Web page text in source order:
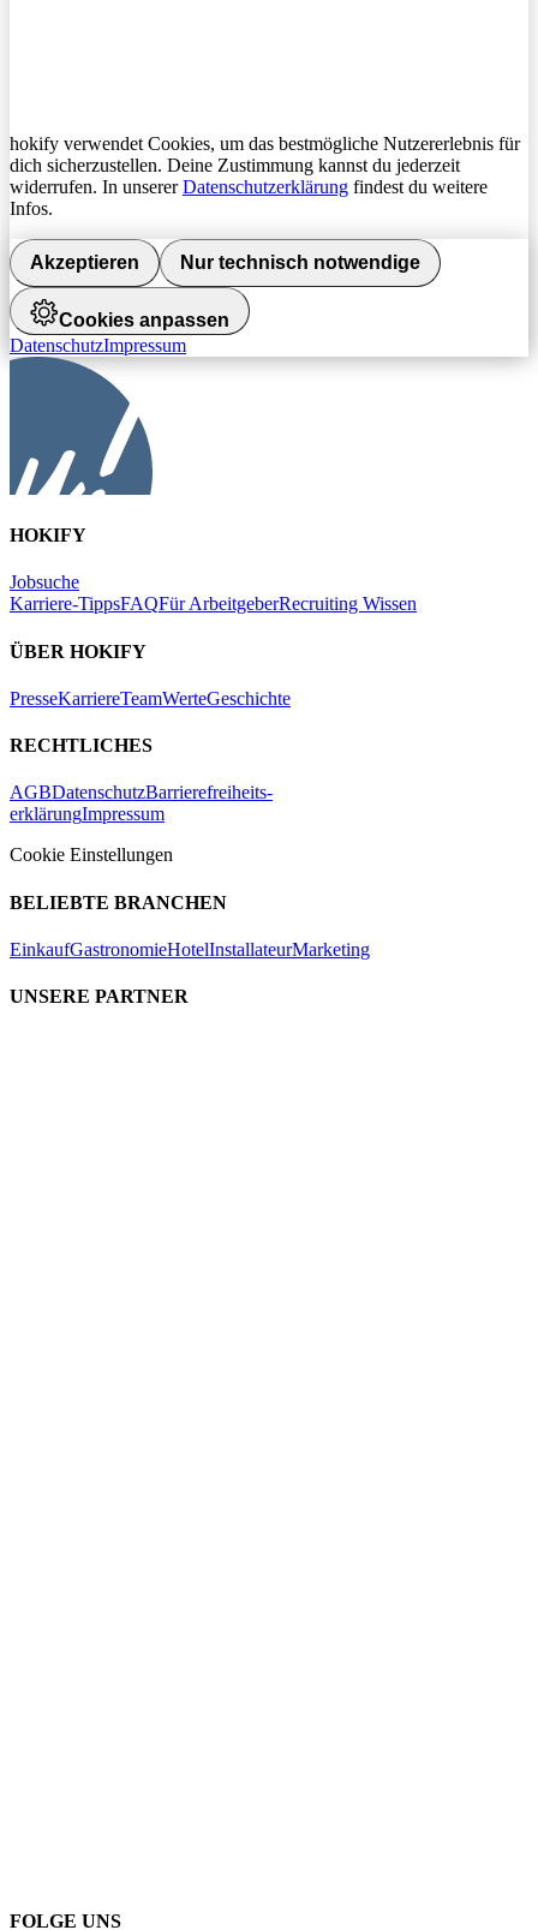
hokify verwendet Cookies, um das bestmögliche Nutzererlebnis für
dich sicherzustellen. Deine Zustimmung kannst du jederzeit
widerrufen. In unsererDatenschutzerklärung findest du weitere
Infos.
Akzeptieren Nur technisch notwendige
Cookies anpassen
DatenschutzImpressum
HOKIFY
Jobsuche
Karriere-TippsFAQFür ArbeitgeberRecruiting Wissen
ÜBER HOKIFY
PresseKarriereTeamWerteGeschichte
RECHTLICHES
AGBDatenschutzBarrierefreiheits-
erklärungImpressum
Cookie Einstellungen
BELIEBTE BRANCHEN
EinkaufGastronomieHotelInstallateurMarketing
UNSERE PARTNER
FOLGE UNS